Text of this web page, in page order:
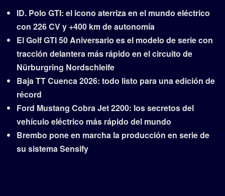
ID. Polo GTI: el icono aterriza en el mundo eléctrico
con 226 CV y +400 km de autonomía
El Golf GTI 50 Aniversario es el modelo de serie con
tracción delantera más rápido en el circuito de
Nürburgring Nordschleife
Baja TT Cuenca 2026: todo listo para una edición de
récord
Ford Mustang Cobra Jet 2200: los secretos del
vehículo eléctrico más rápido del mundo
Brembo pone en marcha la producción en serie de
su sistema Sensify